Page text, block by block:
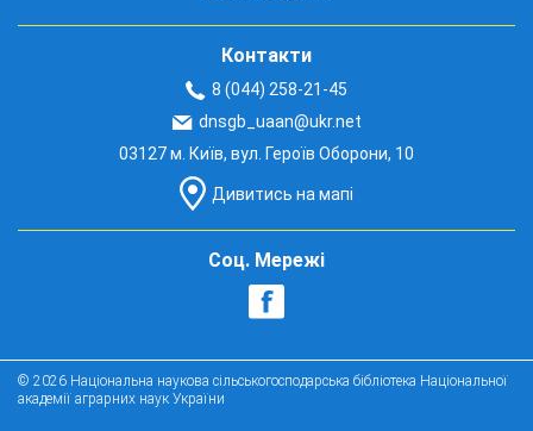
Контакти
8 (044) 258-21-45
dnsgb_uaan@ukr.net
03127 м. Київ, вул. Героїв Оборони, 10
Дивитись на мапі
Соц. Мережі
© 2026 Національна наукова сільськогосподарська бібліотека Національної
академії аграрних наук України